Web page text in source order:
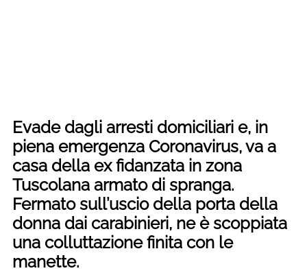
Evade dagli arresti domiciliari e, in
piena emergenza Coronavirus, va a
casa della ex fidanzata in zona
Tuscolana armato di spranga.
Fermato sull’uscio della porta della
donna dai carabinieri, ne è scoppiata
una colluttazione finita con le
manette.